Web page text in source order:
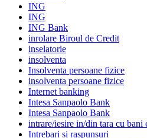
ING
ING
ING Bank
inrolare Biroul de Credit
inselatorie
insolventa
Insolventa persoane fizice
insolventa persoane fizice
Internet banking
Intesa Sanpaolo Bank
Intesa Sanpaolo Bank
intrare/iesire in/din tara cu bani
Intrebari si raspunsuri